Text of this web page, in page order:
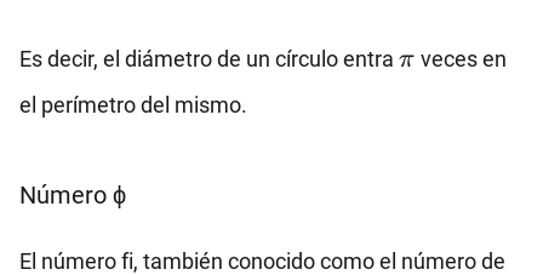
Es decir, el diámetro de un círculo entra \pi
π veces en
el perímetro del mismo.
Número ϕ
El número fi, también conocido como el número de